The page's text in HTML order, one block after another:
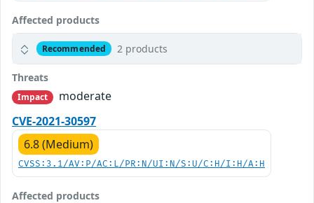
Affected products
Recommended 2 products
Threats
Impact
moderate
CVE-2021-30597
6.8 (Medium)
CVSS:3.1/AV:P/AC:L/PR:N/UI:N/S:U/C:H/I:H/A:H
Affected products